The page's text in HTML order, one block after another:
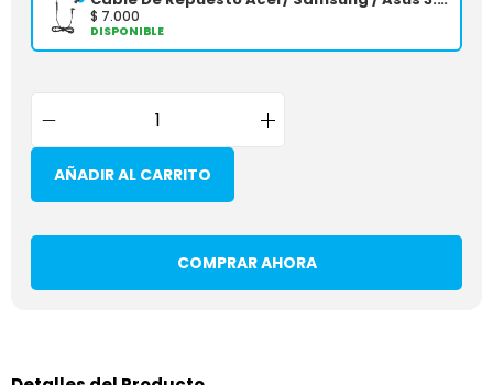
$ 7.000
DISPONIBLE
AÑADIR AL CARRITO
COMPRAR AHORA